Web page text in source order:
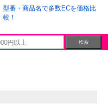
型番・商品名で多数ECを価格比
較！